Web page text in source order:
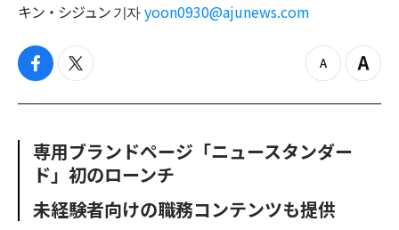
キン・シジュン 기자 yoon0930@ajunews.com
f
c
b
o
o
t
i
e
r
z
o
u
Z
o
専用ブランドページ「ニュースタンダー
ド」初のローンチ
未経験者向けの職務コンテンツも提供